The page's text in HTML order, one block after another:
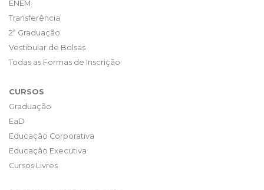
ENEM
Transferência
2ª Graduação
Vestibular de Bolsas
Todas as Formas de Inscrição
CURSOS
Graduação
EaD
Educação Corporativa
Educação Executiva
Cursos Livres